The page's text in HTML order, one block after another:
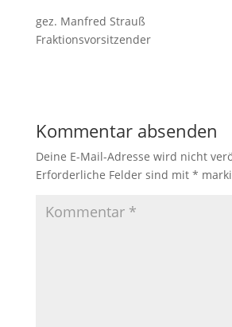
gez. Manfred Strauß
Fraktionsvorsitzender
Kommentar absenden
Deine E-Mail-Adresse wird nicht
Erforderliche Felder sind mit *